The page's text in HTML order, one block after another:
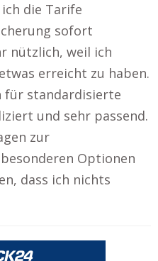
die Tarife
sofort
nützlich, weil ich
erreicht zu haben.
für standardisierte
und sehr passend.
zur
Optionen
dass ich nichts